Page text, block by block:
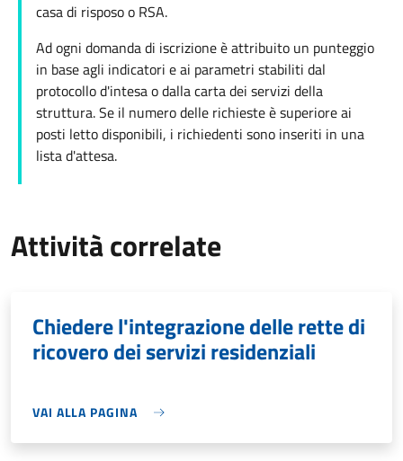
casa di risposo o RSA.
Ad ogni domanda di iscrizione è attribuito un punteggio
in base agli indicatori e ai parametri stabiliti dal
protocollo d'intesa o dalla carta dei servizi della
struttura. Se il numero delle richieste è superiore ai
posti letto disponibili, i richiedenti sono inseriti in una
lista d'attesa.
Attività correlate
Chiedere l'integrazione delle rette di
ricovero dei servizi residenziali
VAI ALLA PAGINA